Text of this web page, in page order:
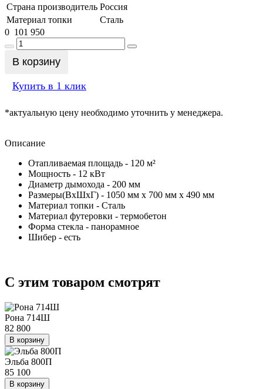
Страна производитель Россия
Материал топки
Сталь
0 101 950
В корзину
Купить в 1 клик
*актуальную цену необходимо уточнить у менеджера.
Описание
Отапливаемая площадь - 120 м²
Мощность - 12 кВт
Диаметр дымохода - 200 мм
Размеры(ВхШхГ) - 1050 мм x 700 мм x 490 мм
Материал топки - Сталь
Материал футеровки - термобетон
Форма стекла - панорамное
Шибер - есть
C этим товаром смотрят
Рона 714Ш
82 800
В корзину
Эльба 800П
85 100
В корзину